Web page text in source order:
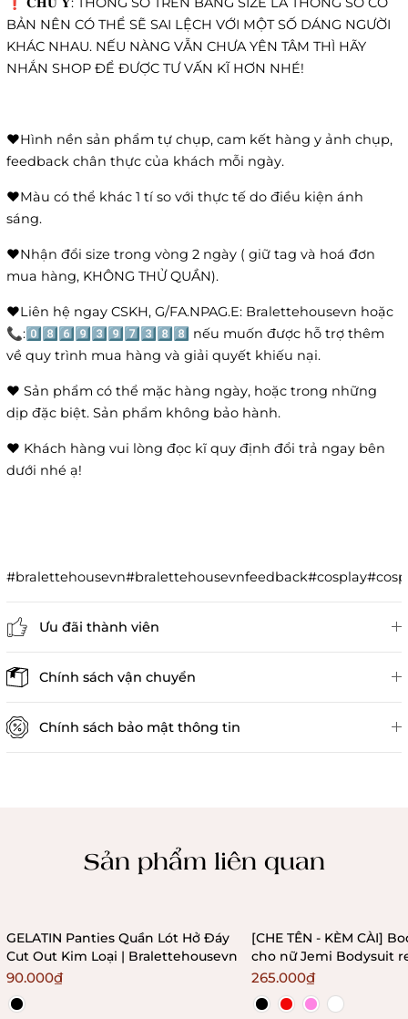
BẢN NÊN CÓ THỂ SẼ SAI LỆCH VỚI MỘT SỐ DÁNG NGƯỜI
KHÁC NHAU. NẾU NÀNG VẪN CHƯA YÊN TÂM THÌ HÃY
NHẮN SHOP ĐỂ ĐƯỢC TƯ VẤN KĨ HƠN NHÉ!
❤️Hình nền sản phẩm tự chụp, cam kết hàng y ảnh chụp,
feedback chân thực của khách mỗi ngày.
❤️Màu có thể khác 1 tí so với thực tế do điều kiện ánh
sáng.
❤️Nhận đổi size trong vòng 2 ngày ( giữ tag và hoá đơn
mua hàng, KHÔNG THỬ QUẦN).
❤️Liên hệ ngay CSKH, G/FA.NPAG.E: Bralettehousevn hoặc
📞:0️⃣8️⃣6️⃣9️⃣3️⃣9️⃣7️⃣3️⃣8️⃣8️⃣ nếu muốn được hỗ trợ thêm
về quy trình mua hàng và giải quyết khiếu nại.
❤️ Sản phẩm có thể mặc hàng ngày, hoặc trong những
dịp đặc biệt. Sản phẩm không bảo hành.
❤️ Khách hàng vui lòng đọc kĩ quy định đổi trả ngay bên
dưới nhé ạ!
Ưu đãi thành viên
Chính sách vận chuyển
Chính sách bảo mật thông tin
Sản phẩm liên quan
GELATIN Panties Quần Lót Hở Đáy
Cut Out Kim Loại | Bralettehousevn
90.000₫
[CHE TÊN - KÈM CÀI]
cho nữ Jemi Bodysuit
không gọng không
Bralettehousevn
265.000₫